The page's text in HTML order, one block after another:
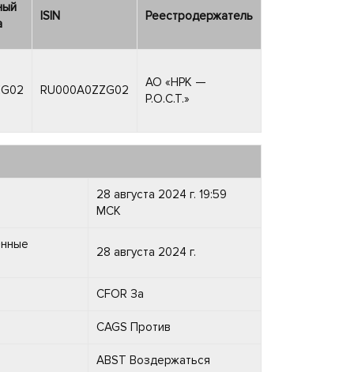
ISIN Реестродержатель
RU000A0ZZG02
АО «НРК —
Р.О.С.Т.»
28 августа 2024 г. 19:59
МСК
28 августа 2024 г.
CFOR За
CAGS Против
ABST Воздержаться